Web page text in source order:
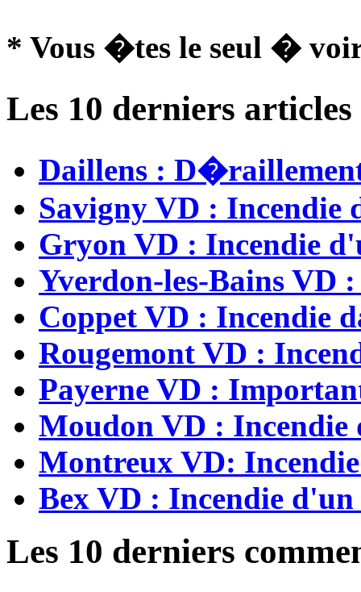
* Vous �tes le seul �
Les 10 derniers
Daillens :
Savigny VD : Incendie
Gryon VD : Incendie
Yverdon-les-Bains VD
Coppet VD : Incendie
Rougemont VD :
Payerne VD :
Moudon VD : Incendie
Montreux VD:
Bex VD : Incendie
Les 10 derniers